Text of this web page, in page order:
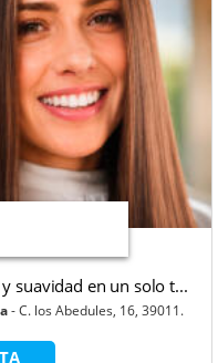
suavidad en un solo t...
C. los Abedules, 16, 39011.